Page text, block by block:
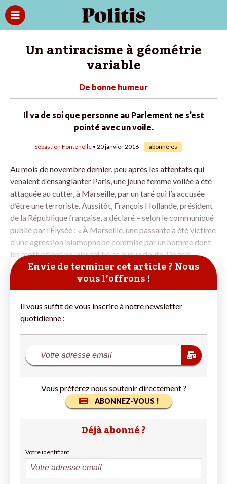
Un antiracisme à géométrie
variable
De bonne humeur
Il va de soi que personne au Parlement ne s’est
pointé avec un voile.
Sébastien Fontenelle • 20 janvier 2016 abonné·es
Au mois de novembre dernier, peu après les attentats qui
venaient d’ensanglanter Paris, une jeune femme voilée a été
attaquée au cutter, à Marseille, par un taré qui l’a accusée
d’être une terroriste. Aussitôt, François Hollande, président
de la République française, a déclaré – selon le communiqué
publié par l’Élysée : « À Marseille, une passante a été victime
d’une agression islamophobe commise par un homme dont
les motivations ne laissent hélas aucun doute. De tels
Envie de terminer cet article ? Nous
vous l’offrons !
Il vous suffit de vous inscrire à notre newsletter
quotidienne :
Vous préférez nous soutenir directement ?
ABONNEZ-VOUS !
Déjà abonné ?
Votre identifiant